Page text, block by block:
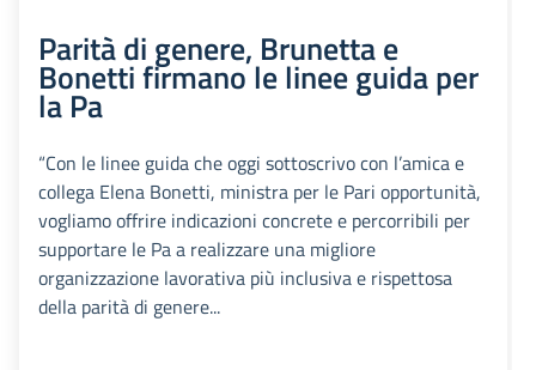
Parità di genere, Brunetta e
Bonetti firmano le linee guida per
la Pa
“Con le linee guida che oggi sottoscrivo con l’amica e
collega Elena Bonetti, ministra per le Pari opportunità,
vogliamo offrire indicazioni concrete e percorribili per
supportare le Pa a realizzare una migliore
organizzazione lavorativa più inclusiva e rispettosa
della parità di genere...